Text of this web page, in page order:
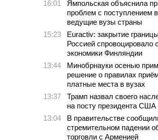
16:01
Ямпольская объяснила
проблем с поступлением в
ведущие вузы страны
15:23
Euractiv: закрытие
Россией спровоцировало
экономики Финляндии
13:44
Минобрнауки осенью
решение о правилах
платные места в вузах
13:37
Трамп назвал своего
на посту президента США
13:04
В правительстве
стремительном падении
торговли с Арменией